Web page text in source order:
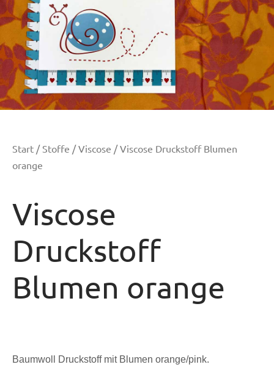
Start / Stoffe /Viscose / Viscose Druckstoff Blumen
orange
Viscose
Druckstoff
Blumen orange
Baumwoll Druckstoff mit Blumen orange/pink.